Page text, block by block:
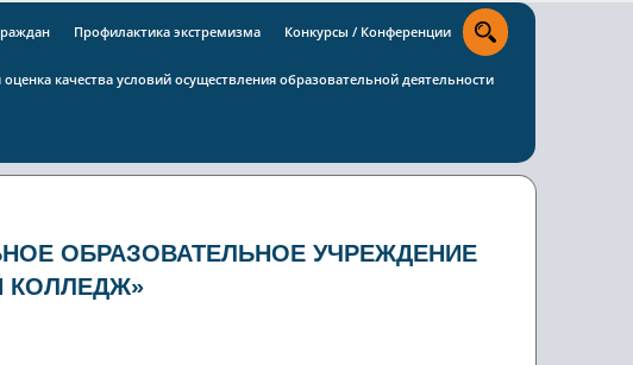
Профилактика экстремизма Конкурсы / Конференции
качества условий осуществления образовательной деятельности
ОБРАЗОВАТЕЛЬНОЕ УЧРЕЖДЕНИЕ
КОЛЛЕДЖ»